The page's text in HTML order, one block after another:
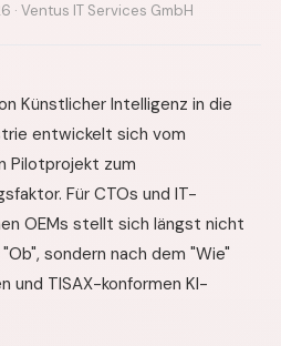
· Ventus IT Services GmbH
Künstlicher Intelligenz in die
entwickelt sich vom
Pilotprojekt zum
Für CTOs und IT-
OEMs stellt sich längst nicht
sondern nach dem "Wie"
und TISAX-konformen KI-